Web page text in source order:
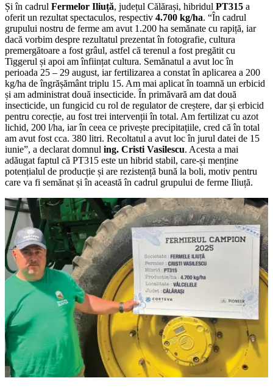
Și în cadrul Fermelor Iliuță, județul Călărași, hibridul PT315 a
oferit un rezultat spectaculos, respectiv 4.700 kg/ha. “În cadrul
grupului nostru de ferme am avut 1.200 ha semănate cu rapiță, iar
dacă vorbim despre rezultatul prezentat în fotografie, cultura
premergătoare a fost grâul, astfel că terenul a fost pregătit cu
Tiggerul și apoi am înființat cultura. Semănatul a avut loc în
perioada 25 – 29 august, iar fertilizarea a constat în aplicarea a 200
kg/ha de îngrășământ triplu 15. Am mai aplicat în toamnă un erbicid
și am administrat două insecticide. În primăvară am dat două
insecticide, un fungicid cu rol de regulator de creștere, dar și erbicid
pentru corecție, au fost trei intervenții în total. Am fertilizat cu azot
lichid, 200 l/ha, iar în ceea ce privește precipitațiile, cred că în total
am avut fost cca. 380 litri. Recoltatul a avut loc în jurul datei de 15
iunie”, a declarat domnul ing. Cristi Vasilescu. Acesta a mai
adăugat faptul că PT315 este un hibrid stabil, care-și menține
potențialul de producție și are rezistență bună la boli, motiv pentru
care va fi semănat și în această în cadrul grupului de ferme Iliuță.